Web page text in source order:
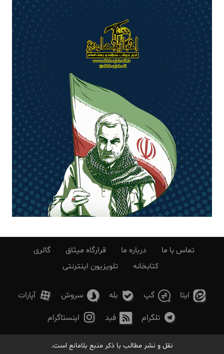
تماس با ما درباره ما قرارگاه میثاق
گالری
کتابخانه
تلویزیون اینترنتی
ایتا گپ بله سروش
آپارات
تلگرام
فید اینستاگرام
نقل و نشر مطالب با ذکر منبع بلامانع است.